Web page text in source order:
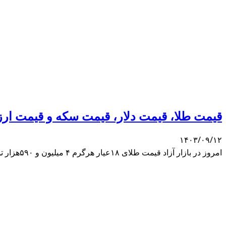
قیمت طلا، قیمت دلار، قیمت سکه و قیمت ارز ۱۴۰۳/۰۹/
۱۴۰۳/۰۹/۱۲
امروز در بازار آزاد قیمت طلای ۱۸عیار هرگرم ۴ میلیون و ۵۹۰هزار تومان و قیمت سکه تمام‌بهار آزادی طرح جدید ۵۱ میلیون و ۸۰۰ هزار تومان است.